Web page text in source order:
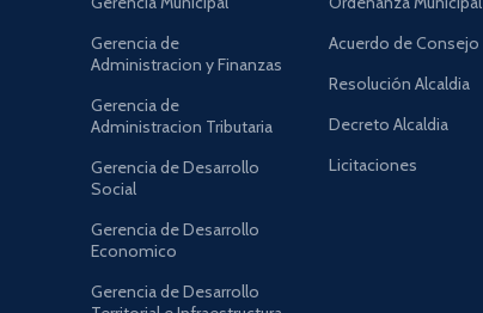
Gerencia de
Administracion y Finanzas
Gerencia de
Administracion Tributaria
Gerencia de Desarrollo
Social
Gerencia de Desarrollo
Economico
Gerencia de Desarrollo
Acuerdo de Consejo
Resolución Alcaldia
Decreto Alcaldia
Licitaciones